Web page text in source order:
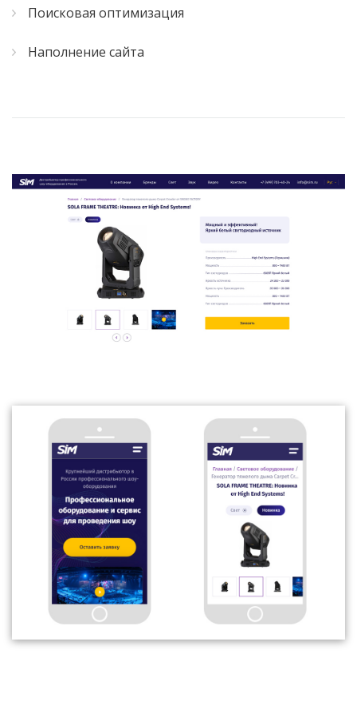
Поисковая оптимизация
Наполнение сайта